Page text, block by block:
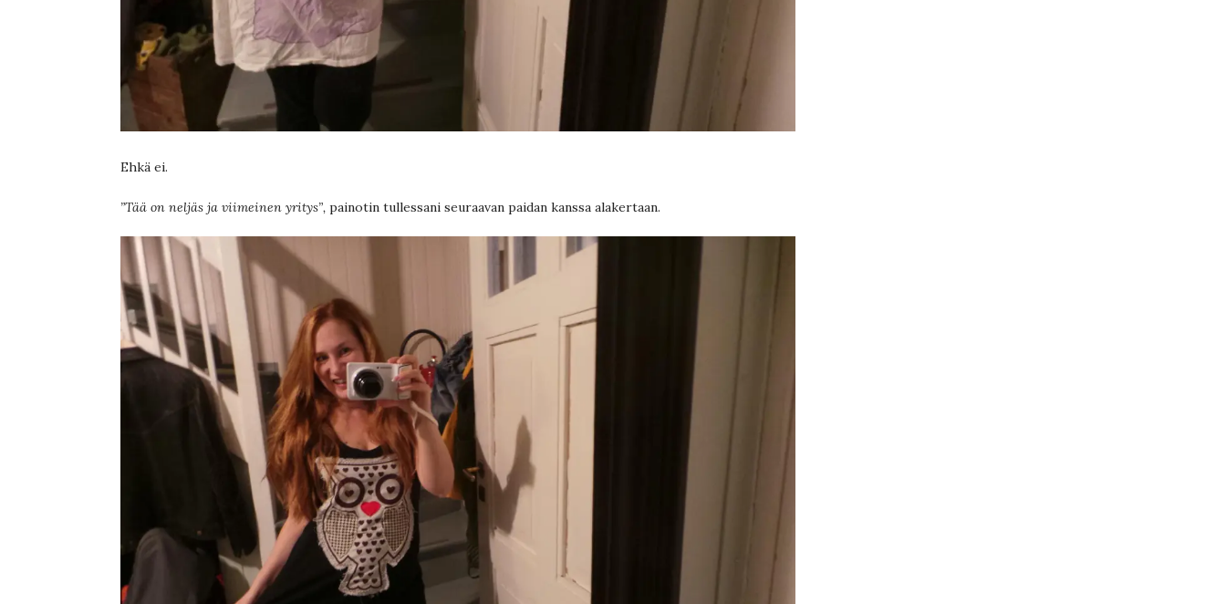
Ehkä ei.
”Tää on neljäs ja viimeinen yritys”, painotin tullessani seuraavan paidan kanssa alakertaan.